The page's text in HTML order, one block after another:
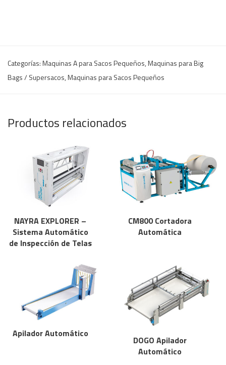
Categorías:Maquinas A para Sacos Pequeños,Maquinas para Big
Bags / Supersacos,Maquinas para Sacos Pequeños
Productos relacionados
NAYRA EXPLORER –
Sistema Automático
de Inspección de Telas
CM800 Cortadora
Automática
Apilador Automático
DOGO Apilador
Automático